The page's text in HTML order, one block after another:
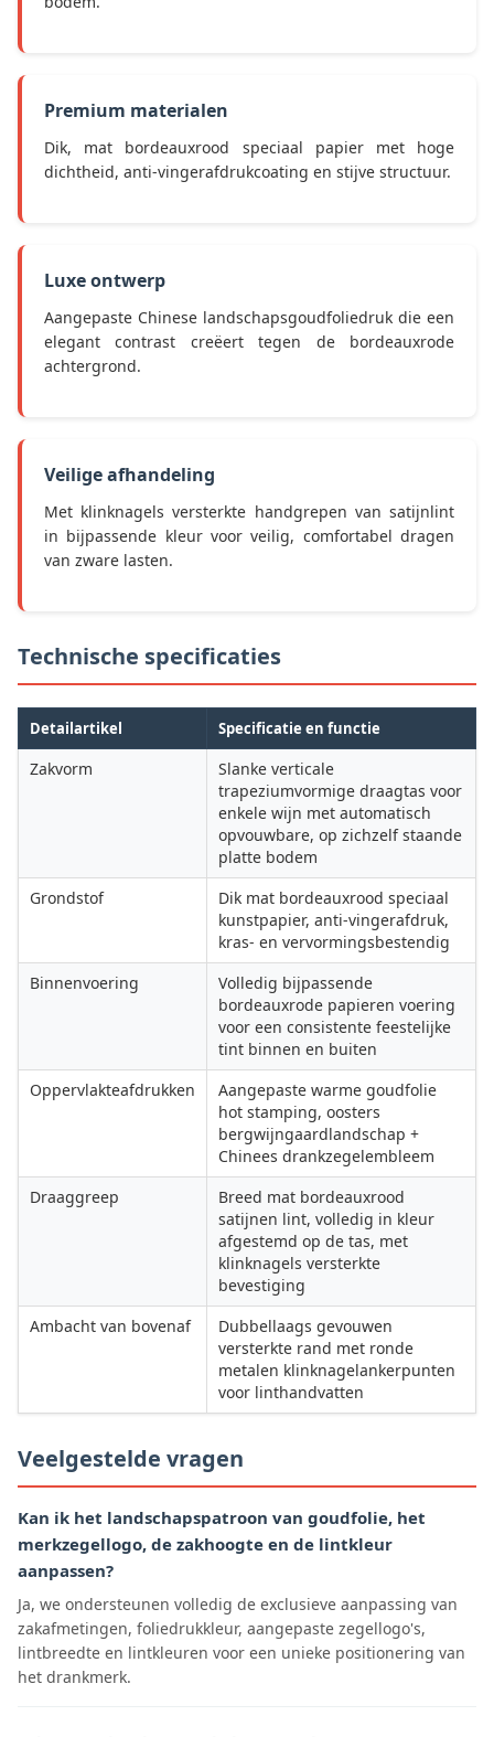
Premium materialen
Dik, mat bordeauxrood speciaal papier met hoge
dichtheid, anti-vingerafdrukcoating en stijve structuur.
Luxe ontwerp
Aangepaste Chinese landschapsgoudfoliedruk die een
elegant contrast creëert tegen de bordeauxrode
achtergrond.
Veilige afhandeling
Met klinknagels versterkte handgrepen van satijnlint
in bijpassende kleur voor veilig, comfortabel dragen
van zware lasten.
Technische specificaties
Detailartikel Specificatie en functie
Zakvorm
Slanke verticale
trapeziumvormige draagtas voor
enkele wijn met automatisch
opvouwbare, op zichzelf staande
platte bodem
Grondstof
Dik mat bordeauxrood speciaal
kunstpapier, anti-vingerafdruk,
kras- en vervormingsbestendig
Binnenvoering
Volledig bijpassende
bordeauxrode papieren voering
voor een consistente feestelijke
tint binnen en buiten
Oppervlakteafdrukken
Aangepaste warme goudfolie
hot stamping, oosters
bergwijngaardlandschap +
Chinees drankzegelembleem
Draaggreep
Breed mat bordeauxrood
satijnen lint, volledig in kleur
afgestemd op de tas, met
klinknagels versterkte
bevestiging
Ambacht van bovenaf
Dubbellaags gevouwen
versterkte rand met ronde
metalen klinknagelankerpunten
voor linthandvatten
Veelgestelde vragen
Kan ik het landschapspatroon van goudfolie, het
merkzegellogo, de zakhoogte en de lintkleur
aanpassen?
Ja, we ondersteunen volledig de exclusieve aanpassing van
zakafmetingen, foliedrukkleur, aangepaste zegellogo's,
lintbreedte en lintkleuren voor een unieke positionering van
het drankmerk.